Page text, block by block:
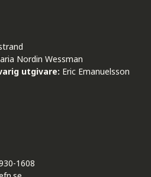
Nordin Wessman
utgivare: Eric Emanuelsson
1608